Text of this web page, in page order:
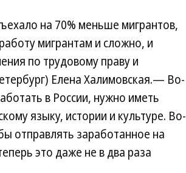
на 70% меньше мигрантов,
мигрантам и сложно, и
по трудовому праву и
Елена Халимовская.— Во-
в России, нужно иметь
языку, истории и культуре. Во-
отправлять заработанное на
это даже не в два раза